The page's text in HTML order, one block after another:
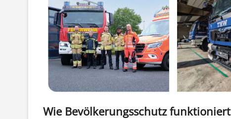
Wie Bevölkerungsschutz funktioniert